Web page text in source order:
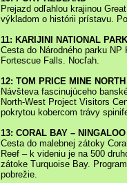
Prejazd odľahlou krajinou
výkladom o histórii prístavu.
11: KARIJINI NATIONAL PARK
Cesta do Národného parku
Fortescue Falls. Nocľah.
12: TOM PRICE MINE NORTH
Návšteva fascinujúceho
North-West Project Visitors
pokrytou kobercom trávy
13: CORAL BAY –
Cesta do malebnej zátoky
Reef – k videniu je na 500
zátoke Turquoise Bay.
pobrežie.